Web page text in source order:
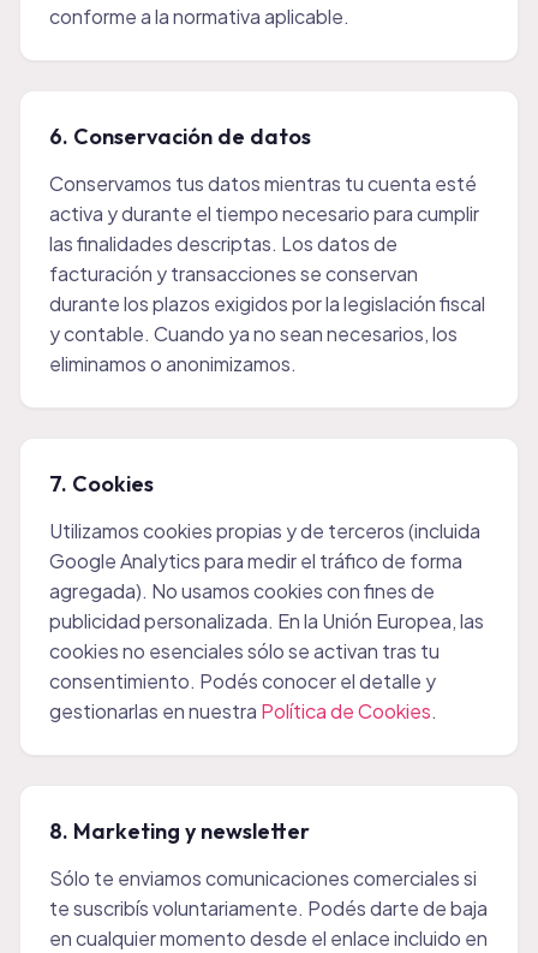
conforme a la normativa aplicable.
6. Conservación de datos
Conservamos tus datos mientras tu cuenta esté
activa y durante el tiempo necesario para cumplir
las finalidades descriptas. Los datos de
facturación y transacciones se conservan
durante los plazos exigidos por la legislación fiscal
y contable. Cuando ya no sean necesarios, los
eliminamos o anonimizamos.
7. Cookies
Utilizamos cookies propias y de terceros (incluida
Google Analytics para medir el tráfico de forma
agregada). No usamos cookies con fines de
publicidad personalizada. En la Unión Europea, las
cookies no esenciales sólo se activan tras tu
consentimiento. Podés conocer el detalle y
gestionarlas en nuestra Política de Cookies.
8. Marketing y newsletter
Sólo te enviamos comunicaciones comerciales si
te suscribís voluntariamente. Podés darte de baja
en cualquier momento desde el enlace incluido en